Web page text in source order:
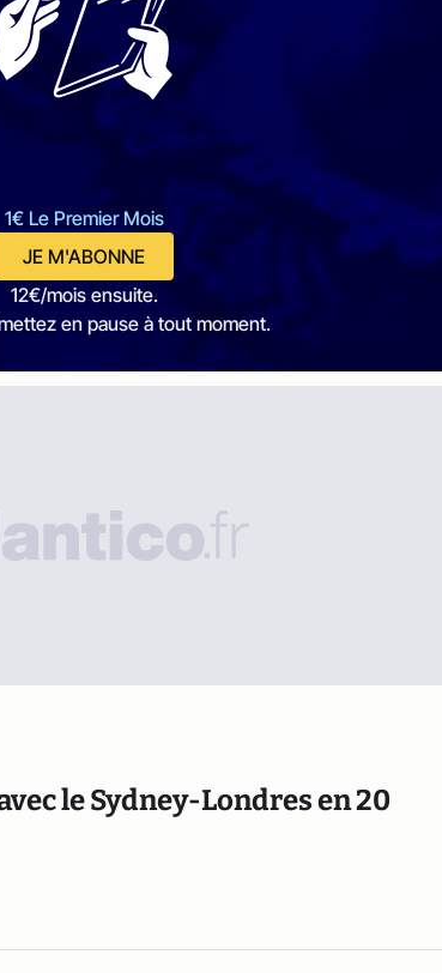
1€ Le Premier Mois
JE M'ABONNE
12€/mois ensuite.
en pause à tout moment.
le Sydney-Londres en 20